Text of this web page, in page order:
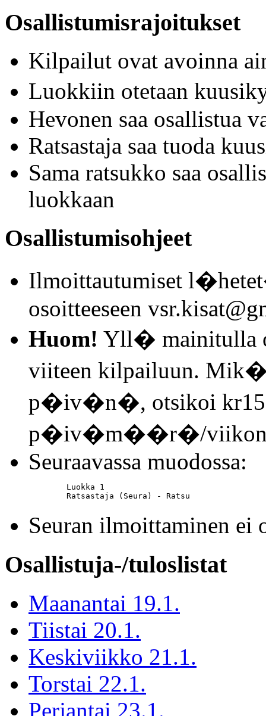
Osallistumisrajoitukset
Kilpailut ovat avoinna
Luokkiin otetaan
Hevonen saa osallistua
Ratsastaja saa tuoda
Sama ratsukko saa
luokkaan
Osallistumisohjeet
Ilmoittautumiset
osoitteeseen
Huom! Yll� mainitulla
viiteen kilpailuun.
p�iv�n�, otsikoi
p�iv�m��r�/
Seuraavassa muodossa:
	Ratsastaja (Seura) - Ratsu
Seuran
Osallistuja-/tuloslistat
Maanantai 19.1.
Tiistai 20.1.
Keskiviikko 21.1.
Torstai 22.1.
Perjantai 23.1.